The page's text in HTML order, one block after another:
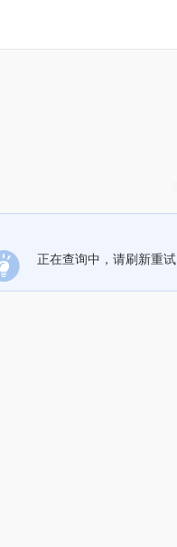
正在查询中，请刷新重试